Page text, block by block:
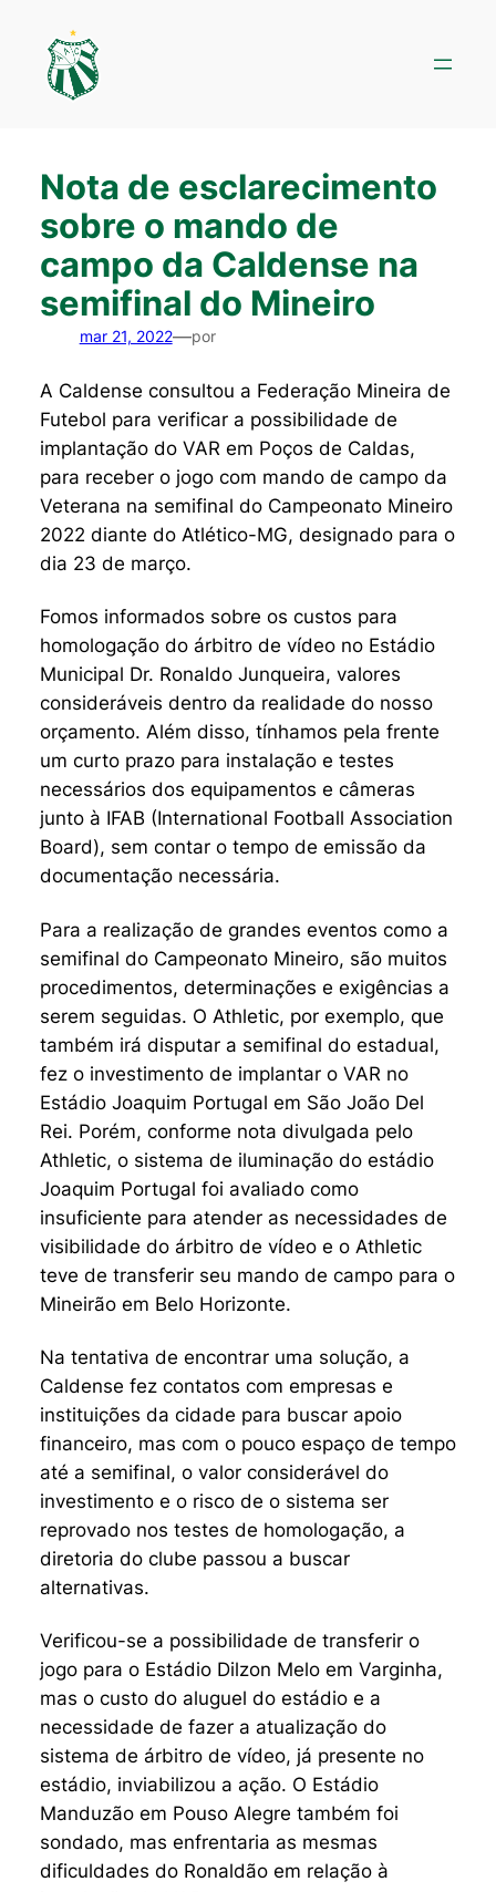
conteúdo
Nota de esclarecimento
sobre o mando de
campo da Caldense na
semifinal do Mineiro
mar 21, 2022—por
A Caldense consultou a Federação Mineira de
Futebol para verificar a possibilidade de
implantação do VAR em Poços de Caldas,
para receber o jogo com mando de campo da
Veterana na semifinal do Campeonato Mineiro
2022 diante do Atlético-MG, designado para o
dia 23 de março.
Fomos informados sobre os custos para
homologação do árbitro de vídeo no Estádio
Municipal Dr. Ronaldo Junqueira, valores
consideráveis dentro da realidade do nosso
orçamento. Além disso, tínhamos pela frente
um curto prazo para instalação e testes
necessários dos equipamentos e câmeras
junto à IFAB (International Football Association
Board), sem contar o tempo de emissão da
documentação necessária.
Para a realização de grandes eventos como a
semifinal do Campeonato Mineiro, são muitos
procedimentos, determinações e exigências a
serem seguidas. O Athletic, por exemplo, que
também irá disputar a semifinal do estadual,
fez o investimento de implantar o VAR no
Estádio Joaquim Portugal em São João Del
Rei. Porém, conforme nota divulgada pelo
Athletic, o sistema de iluminação do estádio
Joaquim Portugal foi avaliado como
insuficiente para atender as necessidades de
visibilidade do árbitro de vídeo e o Athletic
teve de transferir seu mando de campo para o
Mineirão em Belo Horizonte.
Na tentativa de encontrar uma solução, a
Caldense fez contatos com empresas e
instituições da cidade para buscar apoio
financeiro, mas com o pouco espaço de tempo
até a semifinal, o valor considerável do
investimento e o risco de o sistema ser
reprovado nos testes de homologação, a
diretoria do clube passou a buscar
alternativas.
Verificou-se a possibilidade de transferir o
jogo para o Estádio Dilzon Melo em Varginha,
mas o custo do aluguel do estádio e a
necessidade de fazer a atualização do
sistema de árbitro de vídeo, já presente no
estádio, inviabilizou a ação. O Estádio
Manduzão em Pouso Alegre também foi
sondado, mas enfrentaria as mesmas
dificuldades do Ronaldão em relação à